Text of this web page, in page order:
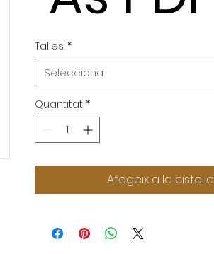
Talles: *
Selecciona
Quantitat *
Afegeix a la cistella